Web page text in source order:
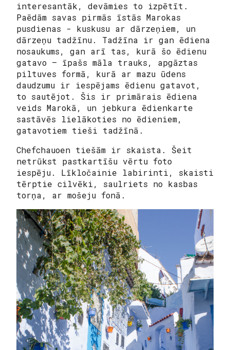
interesantāk, devāmies to izpētīt.
Paēdām savas pirmās īstās Marokas
pusdienas - kuskusu ar dārzeņiem, un
dārzeņu tadžīnu. Tadžīna ir gan ēdiena
nosaukums, gan arī tas, kurā šo ēdienu
gatavo — īpašs māla trauks, apgāztas
piltuves formā, kurā ar mazu ūdens
daudzumu ir iespējams ēdienu gatavot,
to sautējot. Šis ir primārais ēdiena
veids Marokā, un jebkura ēdienkarte
sastāvēs lielākoties no ēdieniem,
gatavotiem tieši tadžīnā.
Chefchauoen tiešām ir skaista. Šeit
netrūkst pastkartīšu vērtu foto
iespēju. Līkločainie labirinti, skaisti
tērptie cilvēki, saulriets no kasbas
torņa, ar mošeju fonā.